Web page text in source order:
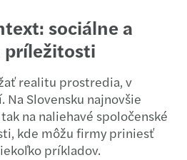
sociálne a
príležitosti
realitu prostredia, v
Slovensku najnovšie
na naliehavé spoločenské
kde môžu firmy priniesť
príkladov.